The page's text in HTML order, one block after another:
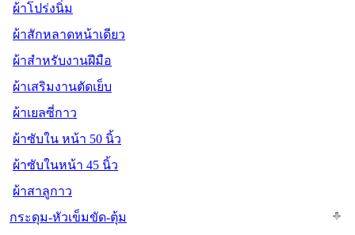
ผ้าโปร่งนิ่ม
ผ้าสักหลาดหน้าเดียว
ผ้าสำหรับงานฝีมือ
ผ้าเสริมงานตัดเย็บ
ผ้าเยลซี่กาว
ผ้าซับใน หน้า 50 นิ้ว
ผ้าซับในหน้า 45 นิ้ว
ผ้าสาลูกาว
กระดุม-หัวเข็มขัด-ตุ้ม